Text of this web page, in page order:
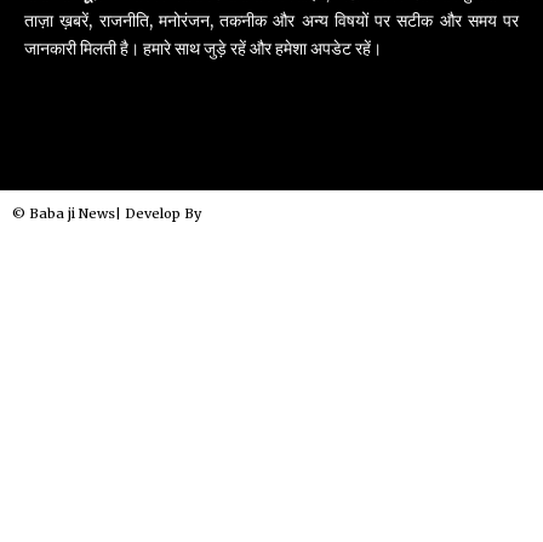
ताज़ा ख़बरें, राजनीति, मनोरंजन, तकनीक और अन्य विषयों पर सटीक और समय पर
जानकारी मिलती है। हमारे साथ जुड़े रहें और हमेशा अपडेट रहें।
© Baba ji News| Develop By